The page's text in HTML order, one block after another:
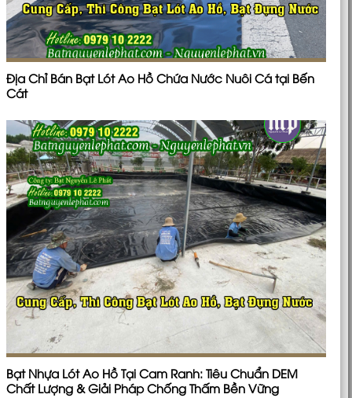
Địa Chỉ Bán Bạt Lót Ao Hồ Chứa Nước Nuôi Cá tại Bến
Cát
Bạt Nhựa Lót Ao Hồ Tại Cam Ranh: Tiêu Chuẩn DEM
Chất Lượng & Giải Pháp Chống Thấm Bền Vững